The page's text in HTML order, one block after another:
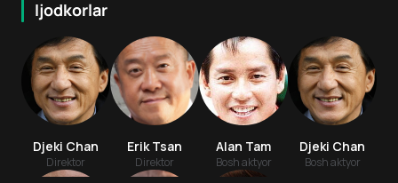
Ijodkorlar
Djeki Chan
Direktor
Erik Tsan
Direktor
Alan Tam
Bosh aktyor
Djeki Chan
Bosh aktyor